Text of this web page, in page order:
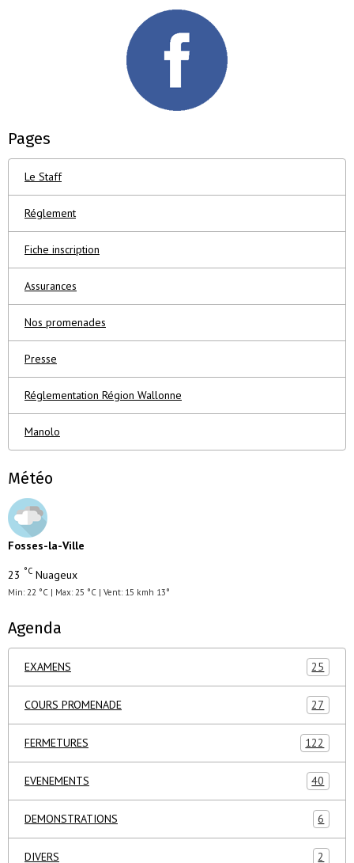
Pages
Le Staff
Réglement
Fiche inscription
Assurances
Nos promenades
Presse
Réglementation Région Wallonne
Manolo
Météo
Fosses-la-Ville
23 °C Nuageux
Min: 22 °C | Max: 25 °C | Vent: 15 kmh 13°
Agenda
EXAMENS 25
COURS PROMENADE 27
FERMETURES 122
EVENEMENTS 40
DEMONSTRATIONS 6
DIVERS 2